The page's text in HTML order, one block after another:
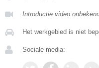
Introductie video
Het werkgebied is niet
Sociale media: